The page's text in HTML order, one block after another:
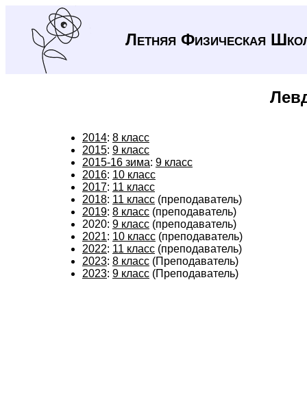
Летняя Физическая
2014: 8 класс
2015: 9 класс
2015-16 зима: 9 класс
2016: 10 класс
2017: 11 класс
2018: 11 класс (преподаватель)
2019: 8 класс (преподаватель)
2020: 9 класс (преподаватель)
2021: 10 класс (преподаватель)
2022: 11 класс (преподаватель)
2023: 8 класс (Преподаватель)
2023: 9 класс (Преподаватель)